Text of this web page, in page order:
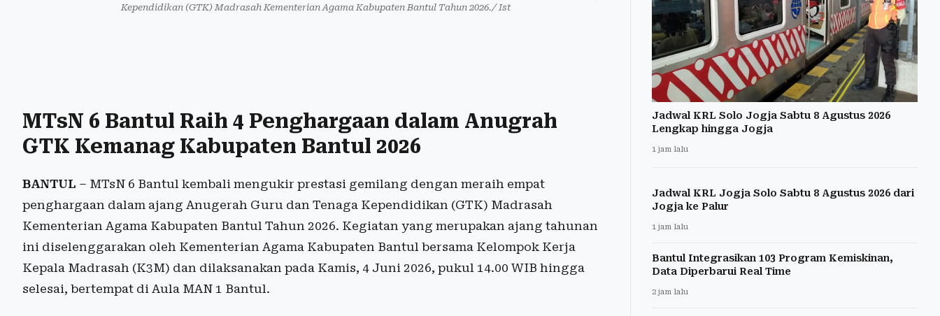
Kependidikan (GTK) Madrasah Kementerian Agama Kabupaten Bantul Tahun 2026./ Ist
MTsN 6 Bantul Raih 4 Penghargaan dalam Anugrah
GTK Kemanag Kabupaten Bantul 2026
BANTUL – MTsN 6 Bantul kembali mengukir prestasi gemilang dengan meraih empat
penghargaan dalam ajang Anugerah Guru dan Tenaga Kependidikan (GTK) Madrasah
Kementerian Agama Kabupaten Bantul Tahun 2026. Kegiatan yang merupakan ajang tahunan
ini diselenggarakan oleh Kementerian Agama Kabupaten Bantul bersama Kelompok Kerja
Kepala Madrasah (K3M) dan dilaksanakan pada Kamis, 4 Juni 2026, pukul 14.00 WIB hingga
selesai, bertempat di Aula MAN 1 Bantul.
Jadwal KRL Solo Jogja Sabtu 8 Agustus 2026
Lengkap hingga Jogja
1 jam lalu
Jadwal KRL Jogja Solo Sabtu 8 Agustus 2026 dari
Jogja ke Palur
1 jam lalu
Bantul Integrasikan 103 Program Kemiskinan,
Data Diperbarui Real Time
2 jam lalu